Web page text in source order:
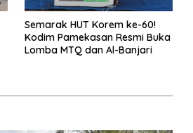
Semarak HUT Korem ke-60!
Kodim Pamekasan Resmi Buka
Lomba MTQ dan Al-Banjari